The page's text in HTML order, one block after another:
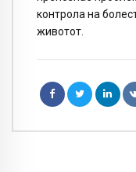
контрола на
животот.